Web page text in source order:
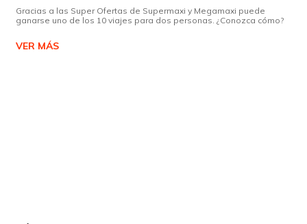
Gracias a las Super Ofertas de Supermaxi y Megamaxi puede
ganarse uno de los 10 viajes para dos personas. ¿Conozca cómo?
VER MÁS